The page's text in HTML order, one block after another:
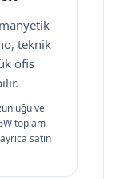
teknik
ofis
ve
toplam
satın